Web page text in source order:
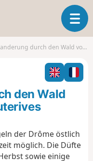
T
o
l
n
a
t
durch den Wald von Côte Lune in Hauterives
den Wald
der Drôme östlich
möglich. Die Düfte
sowie einige